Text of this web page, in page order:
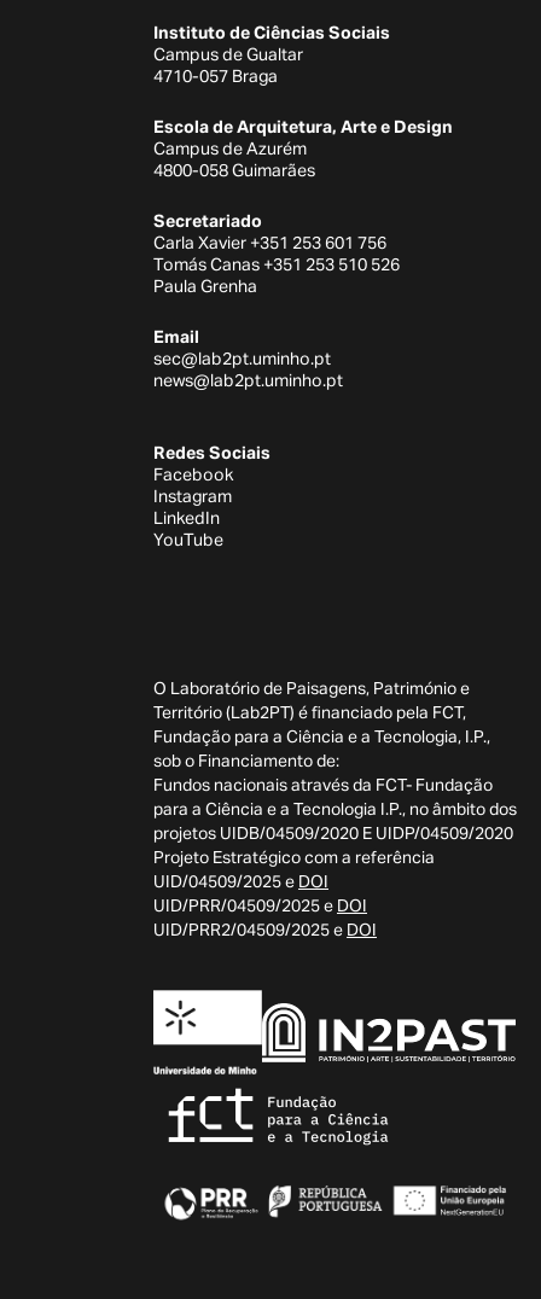
Instituto de Ciências Sociais
Campus de Gualtar
4710-057 Braga
Escola de Arquitetura, Arte e Design
Campus de Azurém
4800-058 Guimarães
Secretariado
Carla Xavier +351 253 601 756
Tomás Canas +351 253 510 526
Paula Grenha
Email
sec@lab2pt.uminho.pt
news@lab2pt.uminho.pt
Redes Sociais
Facebook
Instagram
LinkedIn
YouTube
O Laboratório de Paisagens, Património e
Território (Lab2PT) é financiado pela FCT,
Fundação para a Ciência e a Tecnologia, I.P.,
sob o Financiamento de:
Fundos nacionais através da FCT- Fundação
para a Ciência e a Tecnologia I.P., no âmbito dos
projetos UIDB/04509/2020 E UIDP/04509/2020
Projeto Estratégico com a referência
UID/04509/2025 e DOI
UID/PRR/04509/2025 e DOI
UID/PRR2/04509/2025 e DOI